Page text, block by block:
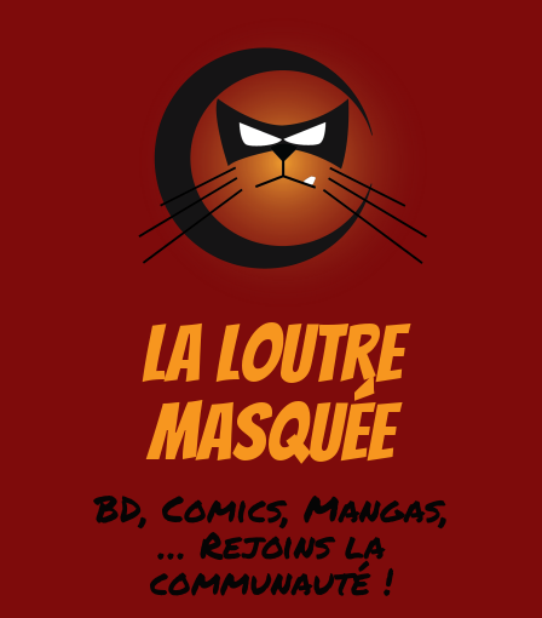
La Loutre
Masquée
BD, Comics, Mangas,
… Rejoins la
communauté !